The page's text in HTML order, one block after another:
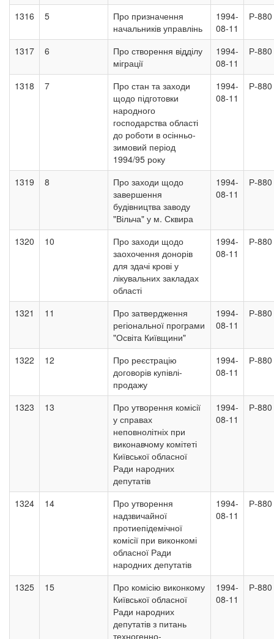
1316 5
Про призначення
начальників управлінь
1994-
08-11
Р-880
1317 6
Про створення відділу
міграції
1994-
08-11
Р-880
1318 7
Про стан та заходи
щодо підготовки
народного
господарства області
до роботи в осінньо-
зимовий період
1994/95 року
1994-
08-11
Р-880
1319 8
Про заходи щодо
завершення
будівництва заводу
"Вільча" у м. Сквира
1994-
08-11
Р-880
1320 10
Про заходи щодо
заохочення донорів
для здачі крові у
лікувальних закладах
області
1994-
08-11
Р-880
1321 11
Про затвердження
регіональної програми
"Освіта Київщини"
1994-
08-11
Р-880
1322 12
Про реєстрацію
договорів купівлі-
продажу
1994-
08-11
Р-880
1323 13
Про утворення комісії
у справах
неповнолітніх при
виконавчому комітеті
Київської обласної
Ради народних
депутатів
1994-
08-11
Р-880
1324 14
Про утворення
надзвичайної
протиепідемічної
комісії при виконкомі
обласної Ради
народних депутатів
1994-
08-11
Р-880
1325 15
Про комісію виконкому
Київської обласної
Ради народних
депутатів з питань
техногенно-
1994-
08-11
Р-880